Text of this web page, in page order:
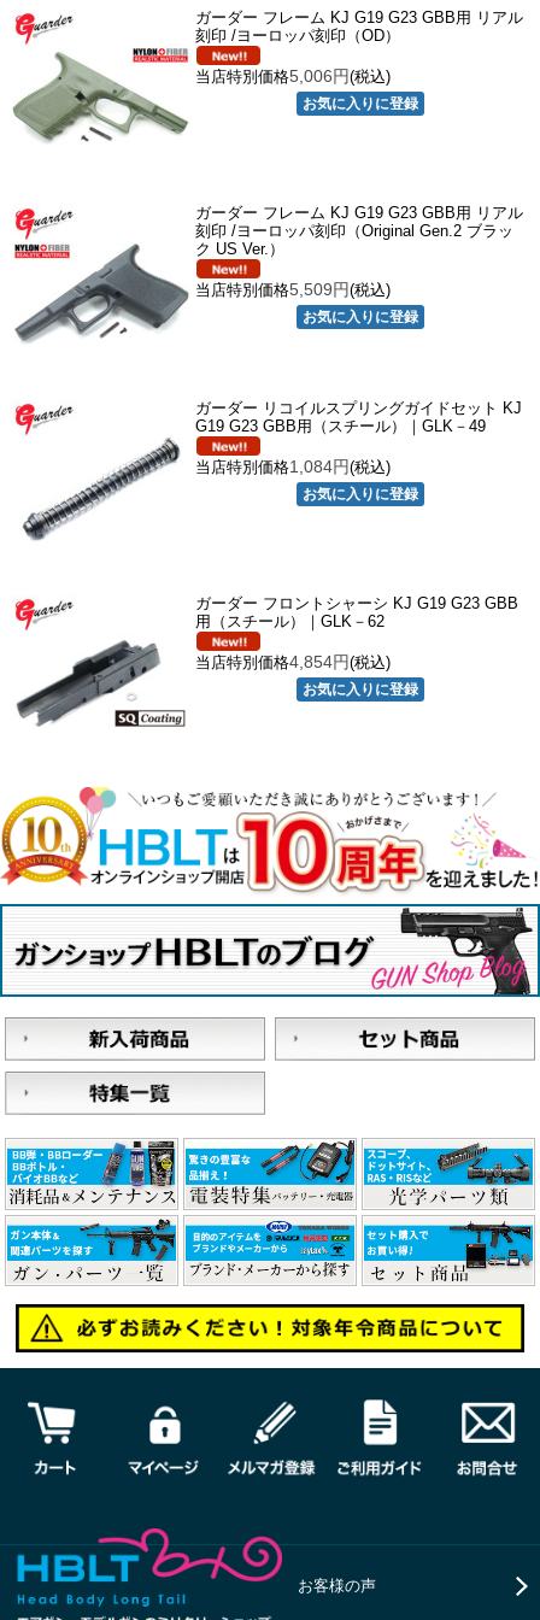
ガーダー フレーム KJ G19 G23 GBB用 リアル
刻印 /ヨーロッパ刻印（OD）
当店特別価格5,006円(税込)
ガーダー フレーム KJ G19 G23 GBB用 リアル
刻印 /ヨーロッパ刻印（Original Gen.2 ブラッ
ク US Ver.）
当店特別価格5,509円(税込)
ガーダー リコイルスプリングガイドセット KJ
G19 G23 GBB用（スチール）｜GLK－49
当店特別価格1,084円(税込)
ガーダー フロントシャーシ KJ G19 G23 GBB
用（スチール）｜GLK－62
当店特別価格4,854円(税込)
お客様の声